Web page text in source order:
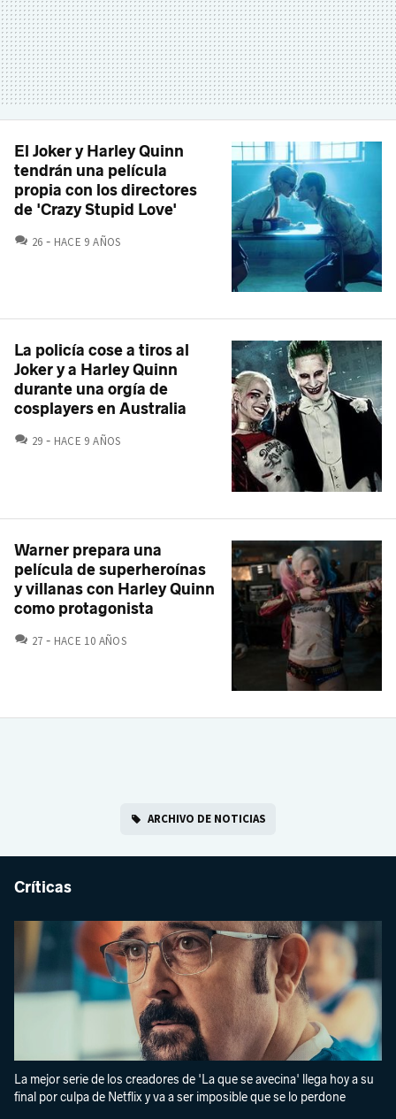
El Joker y Harley Quinn
tendrán una película
propia con los directores
de 'Crazy Stupid Love'
26 COMENTARIOS
HACE 9 AÑOS
La policía cose a tiros al
Joker y a Harley Quinn
durante una orgía de
cosplayers en Australia
29 COMENTARIOS
HACE 9 AÑOS
Warner prepara una
película de superheroínas
y villanas con Harley Quinn
como protagonista
27 COMENTARIOS
HACE 10 AÑOS
ARCHIVO DE NOTICIAS
Críticas
La mejor serie de los creadores de 'La que se avecina' llega hoy a su
final por culpa de Netflix y va a ser imposible que se lo perdone